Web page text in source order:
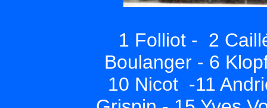
1 Folliot - 2
Boulanger - 6
10 Nicot -11